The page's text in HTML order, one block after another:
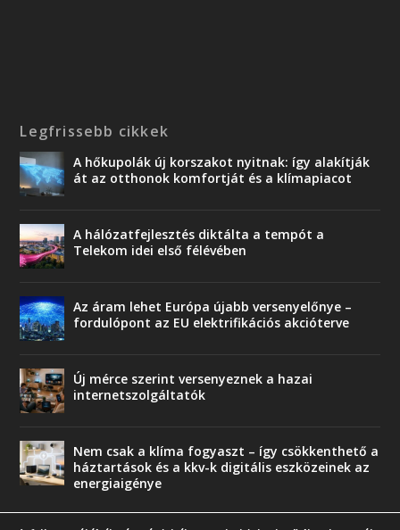
Legfrissebb cikkek
A hőkupolák új korszakot nyitnak: így alakítják
át az otthonok komfortját és a klímapiacot
A hálózatfejlesztés diktálta a tempót a
Telekom idei első félévében
Az áram lehet Európa újabb versenyelőnye –
fordulópont az EU elektrifikációs akcióterve
Új mérce szerint versenyeznek a hazai
internetszolgáltatók
Nem csak a klíma fogyaszt – így csökkenthető a
háztartások és a kkv-k digitális eszközeinek az
energiaigénye